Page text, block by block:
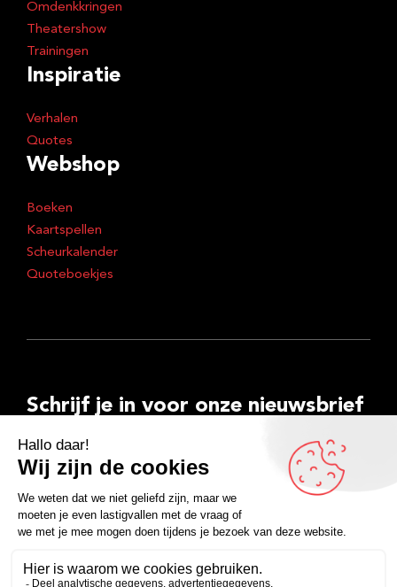
Omdenkkringen
Theatershow
Trainingen
Inspiratie
Verhalen
Quotes
Webshop
Boeken
Kaartspellen
Scheurkalender
Quoteboekjes
Schrijf je in voor onze nieuwsbrief
E-
mailadres
Inschrijven
FacebookInstagramLinkedInYouTubeSpotify